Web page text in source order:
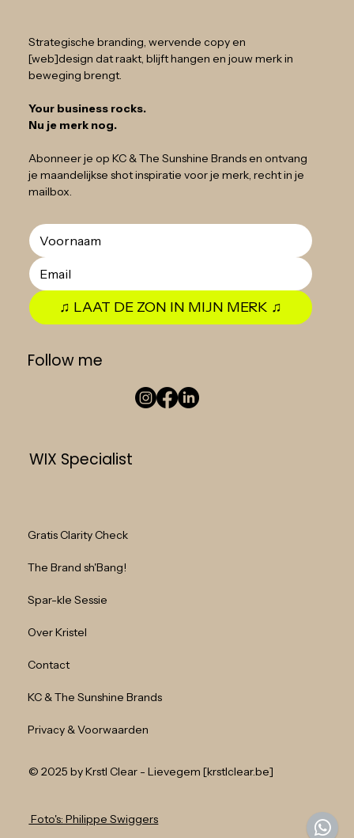
Strategische branding, wervende copy en
[web]design dat raakt, blijft hangen en jouw merk in
beweging brengt.
Your business rocks.
Nu je merk nog.
Abonneer je op KC & The Sunshine Brands en ontvang
je maandelijkse shot inspiratie voor je merk, recht in je
mailbox.
♫ LAAT DE ZON IN MIJN MERK ♫
WIX Specialist
Gratis Clarity Check
The Brand sh'Bang!
Spar-kle Sessie
Over Kristel
Contact
KC & The Sunshine Brands
Privacy & Voorwaarden
Follow me
© 2025 by Krstl Clear - Lievegem [krstlclear.be]
Foto's: Philippe Swiggers